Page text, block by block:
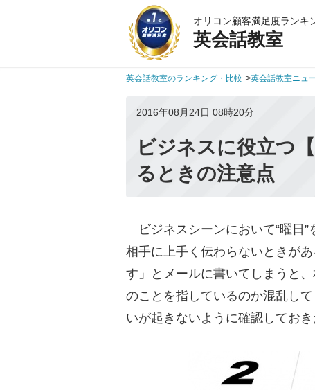
オリコン顧客満足度ランキ
英会話教室
英会話教室のランキング・比較 >英会話教室ニュ
2016年08月24日 08時20分
ビジネスに役立つ
るときの注意点
ビジネスシーンにおいて“曜日
相手に上手く伝わらないときが
す」とメールに書いてしまうと
のことを指しているのか混乱し
いが起きないように確認しておき